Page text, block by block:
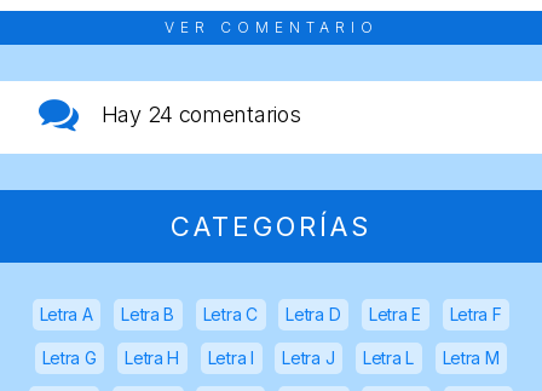
VER COMENTARIO
Hay 24 comentarios
CATEGORÍAS
Letra A Letra B Letra C Letra D Letra E Letra F
Letra G Letra H Letra I Letra J Letra L Letra M